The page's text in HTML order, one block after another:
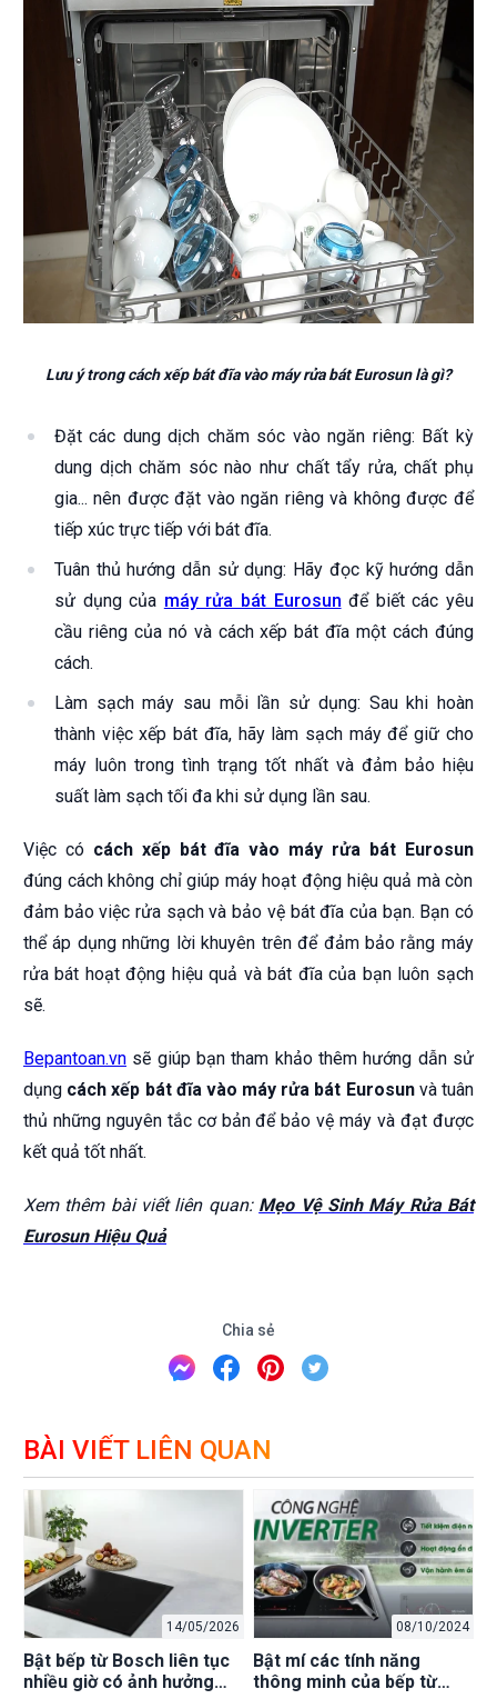
Lưu ý trong cách xếp bát đĩa vào máy rửa bát Eurosun là gì?
Đặt các dung dịch chăm sóc vào ngăn riêng: Bất kỳ
dung dịch chăm sóc nào như chất tẩy rửa, chất phụ
gia... nên được đặt vào ngăn riêng và không được để
tiếp xúc trực tiếp với bát đĩa.
Tuân thủ hướng dẫn sử dụng: Hãy đọc kỹ hướng dẫn
sử dụng của máy rửa bát Eurosun để biết các yêu
cầu riêng của nó và cách xếp bát đĩa một cách đúng
cách.
Làm sạch máy sau mỗi lần sử dụng: Sau khi hoàn
thành việc xếp bát đĩa, hãy làm sạch máy để giữ cho
máy luôn trong tình trạng tốt nhất và đảm bảo hiệu
suất làm sạch tối đa khi sử dụng lần sau.
Việc có cách xếp bát đĩa vào máy rửa bát Eurosun
đúng cách không chỉ giúp máy hoạt động hiệu quả mà còn
đảm bảo việc rửa sạch và bảo vệ bát đĩa của bạn. Bạn có
thể áp dụng những lời khuyên trên để đảm bảo rằng máy
rửa bát hoạt động hiệu quả và bát đĩa của bạn luôn sạch
sẽ.
Bepantoan.vn sẽ giúp bạn tham khảo thêm hướng dẫn sử
dụng cách xếp bát đĩa vào máy rửa bát Eurosunvà tuân
thủ những nguyên tắc cơ bản để bảo vệ máy và đạt được
kết quả tốt nhất.
Xem thêm bài viết liên quan: Mẹo Vệ Sinh Máy Rửa Bát
Eurosun Hiệu Quả
Chia sẻ
BÀI VIẾT LIÊN QUAN
14/05/2026
Bật bếp từ Bosch liên tục
nhiều giờ có ảnh hưởng
08/10/2024
Bật mí các tính năng
thông minh của bếp từ